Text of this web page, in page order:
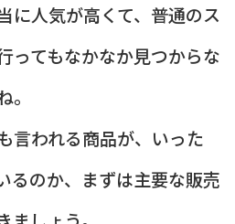
に人気が高くて、普通のス
ってもなかなか見つからな
言われる商品が、いった
るのか、まずは主要な販売